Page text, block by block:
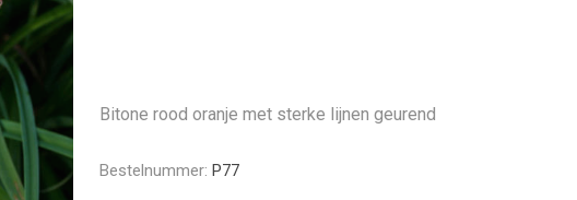
Bitone rood oranje met sterke lijnen geurend
Bestelnummer: P77